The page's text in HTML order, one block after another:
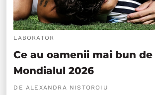
LABORATOR
Ce au oamenii mai bun
Mondialul 2026
DE ALEXANDRA NISTOROIU